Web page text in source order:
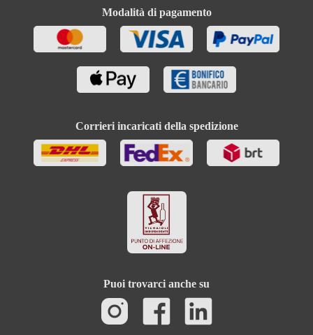
Modalità di pagamento
Corrieri incaricati della spedizione
Puoi trovarci anche su